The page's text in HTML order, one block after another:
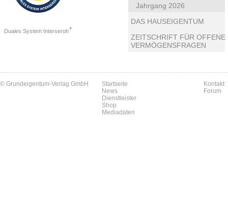
Duales System Interseroh+
Jahrgang 2026
DAS HAUSEIGENTUM
ZEITSCHRIFT FÜR OFFENE
VERMÖGENSFRAGEN
© Grundeigentum-Verlag GmbH
Startseite
News
Dienstleister
Shop
Mediadaten
Kontakt
Forum